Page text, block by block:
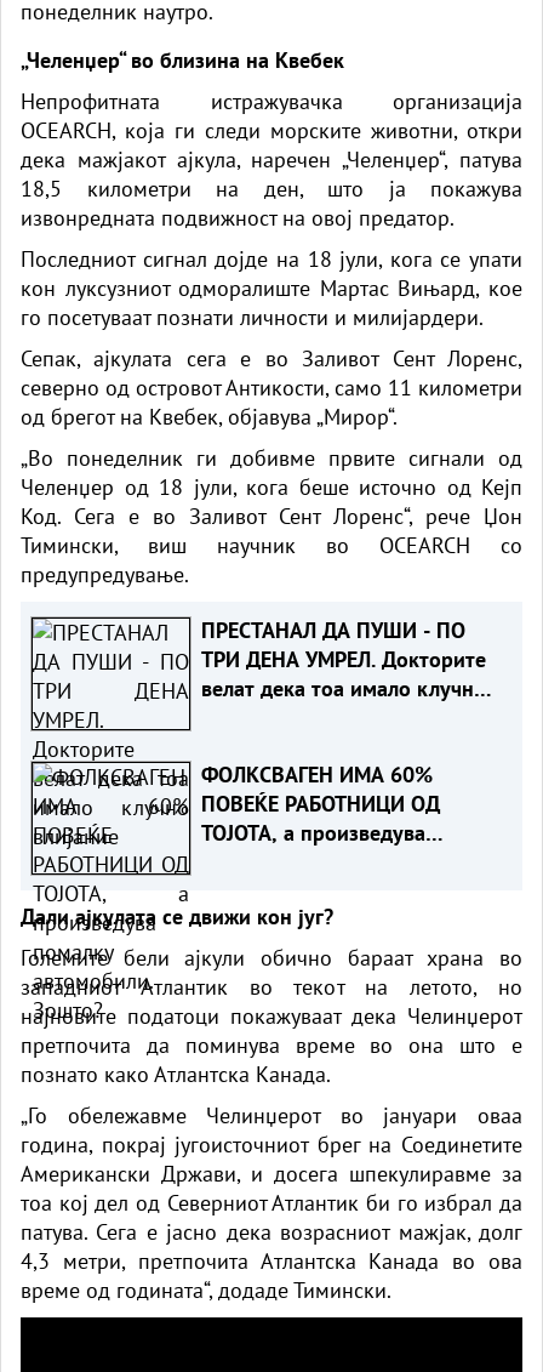
понеделник наутро.
„Челенџер“ во близина на Квебек
Непрофитната истражувачка организација
OCEARCH, која ги следи морските животни, откри
дека мажјакот ајкула, наречен „Челенџер“, патува
18,5 километри на ден, што ја покажува
извонредната подвижност на овој предатор.
Последниот сигнал дојде на 18 јули, кога се упати
кон луксузниот одморалиште Мартас Вињард, кое
го посетуваат познати личности и милијардери.
Сепак, ајкулата сега е во Заливот Сент Лоренс,
северно од островот Антикости, само 11 километри
од брегот на Квебек, објавува „Мирор“.
„Во понеделник ги добивме првите сигнали од
Челенџер од 18 јули, кога беше источно од Кејп
Код. Сега е во Заливот Сент Лоренс“, рече Џон
Тимински, виш научник во OCEARCH со
предупредување.
ПРЕСТАНАЛ ДА ПУШИ - ПО
ТРИ ДЕНА УМРЕЛ. Докторите
велат дека тоа имало клучно
ФОЛКСВАГЕН ИМА 60%
ПОВЕЌЕ РАБОТНИЦИ ОД
ТОЈОТА, а произведува
Дали ајкулата се движи кон југ?
Големите бели ајкули обично бараат храна во
западниот Атлантик во текот на летото, но
најновите податоци покажуваат дека Челинџерот
претпочита да поминува време во она што е
познато како Атлантска Канада.
„Го обележавме Челинџерот во јануари оваа
година, покрај југоисточниот брег на Соединетите
Американски Држави, и досега шпекулиравме за
тоа кој дел од Северниот Атлантик би го избрал да
патува. Сега е јасно дека возрасниот мажјак, долг
4,3 метри, претпочита Атлантска Канада во ова
време од годината“, додаде Тимински.